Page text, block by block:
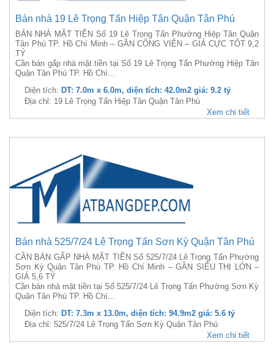
Bán nhà 19 Lê Trọng Tấn Hiệp Tân Quận Tân Phú
BÁN NHÀ MẶT TIỀN Số 19 Lê Trọng Tấn Phường Hiệp Tân Quận
Tân Phú TP. Hồ Chí Minh – GẦN CÔNG VIÊN – GIÁ CỰC TỐT 9,2
TỶ
Cần bán gấp nhà mặt tiền tại Số 19 Lê Trọng Tấn Phường Hiệp Tân
Quận Tân Phú TP. Hồ Chí...
Diện tích: DT: 7.0m x 6.0m, diện tích: 42.0m2 giá: 9.2 tỷ
Địa chỉ: 19 Lê Trọng Tấn Hiệp Tân Quận Tân Phú
Xem chi tiết
Bán nhà 525/7/24 Lê Trọng Tấn Sơn Kỳ Quận Tân Phú
CẦN BÁN GẤP NHÀ MẶT TIỀN Số 525/7/24 Lê Trọng Tấn Phường
Sơn Kỳ Quận Tân Phú TP. Hồ Chí Minh – GẦN SIÊU THỊ LỚN –
GIÁ 5,6 TỶ
Cần bán nhà mặt tiền tại Số 525/7/24 Lê Trọng Tấn Phường Sơn Kỳ
Quận Tân Phú TP. Hồ Chí...
Diện tích: DT: 7.3m x 13.0m, diện tích: 94.9m2 giá: 5.6 tỷ
Địa chỉ: 525/7/24 Lê Trọng Tấn Sơn Kỳ Quận Tân Phú
Xem chi tiết